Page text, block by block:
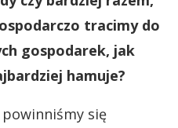
tracimy do
gospodarek, jak
hamuje?
się